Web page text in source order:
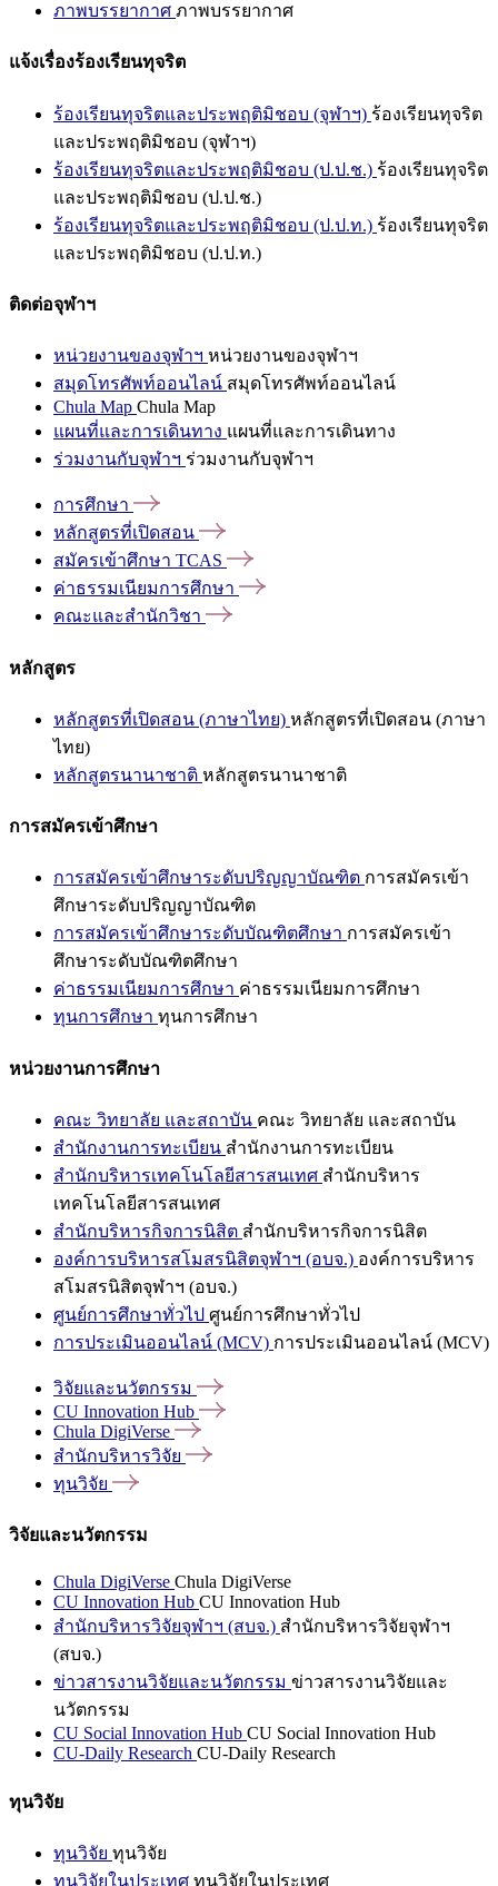
ภาพบรรยากาศ ภาพบรรยากาศ
แจ้งเรื่องร้องเรียนทุจริต
ร้องเรียนทุจริตและประพฤติมิชอบ (จุฬาฯ) ร้องเรียนทุจริต
และประพฤติมิชอบ (จุฬาฯ)
ร้องเรียนทุจริตและประพฤติมิชอบ (ป.ป.ช.) ร้องเรียนทุจริต
และประพฤติมิชอบ (ป.ป.ช.)
ร้องเรียนทุจริตและประพฤติมิชอบ (ป.ป.ท.) ร้องเรียนทุจริต
และประพฤติมิชอบ (ป.ป.ท.)
ติดต่อจุฬาฯ
หน่วยงานของจุฬาฯ หน่วยงานของจุฬาฯ
สมุดโทรศัพท์ออนไลน์ สมุดโทรศัพท์ออนไลน์
Chula Map Chula Map
แผนที่และการเดินทาง แผนที่และการเดินทาง
ร่วมงานกับจุฬาฯ ร่วมงานกับจุฬาฯ
การศึกษา
หลักสูตรที่เปิดสอน
สมัครเข้าศึกษา TCAS
ค่าธรรมเนียมการศึกษา
คณะและสำนักวิชา
หลักสูตร
หลักสูตรที่เปิดสอน (ภาษาไทย) หลักสูตรที่เปิดสอน (ภาษา
ไทย)
หลักสูตรนานาชาติ หลักสูตรนานาชาติ
การสมัครเข้าศึกษา
การสมัครเข้าศึกษาระดับปริญญาบัณฑิต การสมัครเข้า
ศึกษาระดับปริญญาบัณฑิต
การสมัครเข้าศึกษาระดับบัณฑิตศึกษา การสมัครเข้า
ศึกษาระดับบัณฑิตศึกษา
ค่าธรรมเนียมการศึกษา ค่าธรรมเนียมการศึกษา
ทุนการศึกษา ทุนการศึกษา
หน่วยงานการศึกษา
คณะ วิทยาลัย และสถาบัน คณะ วิทยาลัย และสถาบัน
สำนักงานการทะเบียน สำนักงานการทะเบียน
สำนักบริหารเทคโนโลยีสารสนเทศ สำนักบริหาร
เทคโนโลยีสารสนเทศ
สำนักบริหารกิจการนิสิต สำนักบริหารกิจการนิสิต
องค์การบริหารสโมสรนิสิตจุฬาฯ (อบจ.) องค์การบริหาร
สโมสรนิสิตจุฬาฯ (อบจ.)
ศูนย์การศึกษาทั่วไป ศูนย์การศึกษาทั่วไป
การประเมินออนไลน์ (MCV) การประเมินออนไลน์ (MCV)
วิจัยและนวัตกรรม
CU Innovation Hub
Chula DigiVerse
สำนักบริหารวิจัย
ทุนวิจัย
วิจัยและนวัตกรรม
Chula DigiVerse Chula DigiVerse
CU Innovation Hub CU Innovation Hub
สำนักบริหารวิจัยจุฬาฯ (สบจ.) สำนักบริหารวิจัยจุฬาฯ
(สบจ.)
ข่าวสารงานวิจัยและนวัตกรรม ข่าวสารงานวิจัยและ
นวัตกรรม
CU Social Innovation Hub CU Social Innovation Hub
CU-Daily Research CU-Daily Research
ทุนวิจัย
ทุนวิจัย ทุนวิจัย
ทุนวิจัยในประเทศ ทุนวิจัยในประเทศ